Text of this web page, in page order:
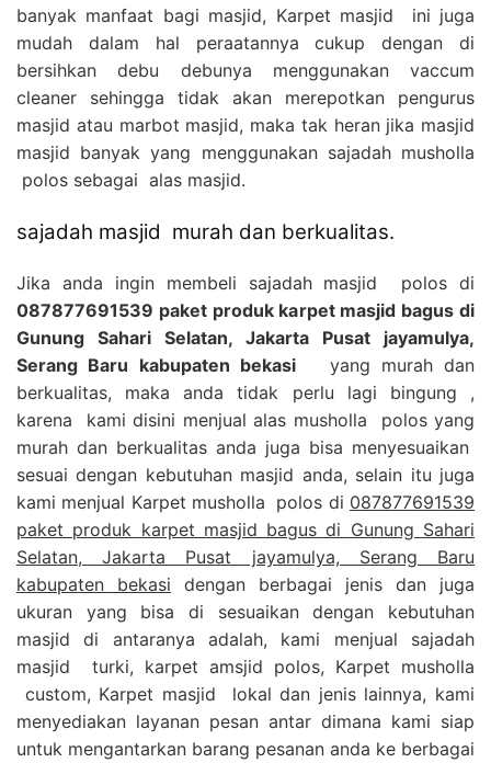
banyak manfaat bagi masjid, Karpet masjid ini juga
mudah dalam hal peraatannya cukup dengan di
bersihkan debu debunya menggunakan vaccum
cleaner sehingga tidak akan merepotkan pengurus
masjid atau marbot masjid, maka tak heran jika masjid
masjid banyak yang menggunakan sajadah musholla
polos sebagai alas masjid.
sajadah masjid murah dan berkualitas.
Jika anda ingin membeli sajadah masjid polos di
087877691539 paket produk karpet masjid bagus di
Gunung Sahari Selatan, Jakarta Pusat jayamulya,
Serang Baru kabupaten bekasiyang murah dan
berkualitas, maka anda tidak perlu lagi bingung ,
karena kami disini menjual alas musholla polos yang
murah dan berkualitas anda juga bisa menyesuaikan
sesuai dengan kebutuhan masjid anda, selain itu juga
kami menjual Karpet musholla polos di 087877691539
paket produk karpet masjid bagus di Gunung Sahari
Selatan, Jakarta Pusat jayamulya, Serang Baru
kabupaten bekasi dengan berbagai jenis dan juga
ukuran yang bisa di sesuaikan dengan kebutuhan
masjid di antaranya adalah, kami menjual sajadah
masjid turki, karpet amsjid polos, Karpet musholla
custom, Karpet masjid lokal dan jenis lainnya, kami
menyediakan layanan pesan antar dimana kami siap
untuk mengantarkan barang pesanan anda ke berbagai